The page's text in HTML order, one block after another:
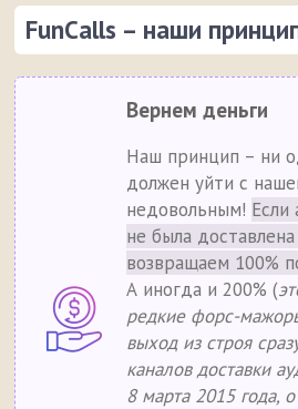
FunCalls – наши
Вернем деньги
Наш принцип – ни
должен уйти с
недовольным! Если
не была
возвращаем 100%
А иногда и 200% (
редкие форс-
выход из строя
каналов доставки
8 марта 2015 года,